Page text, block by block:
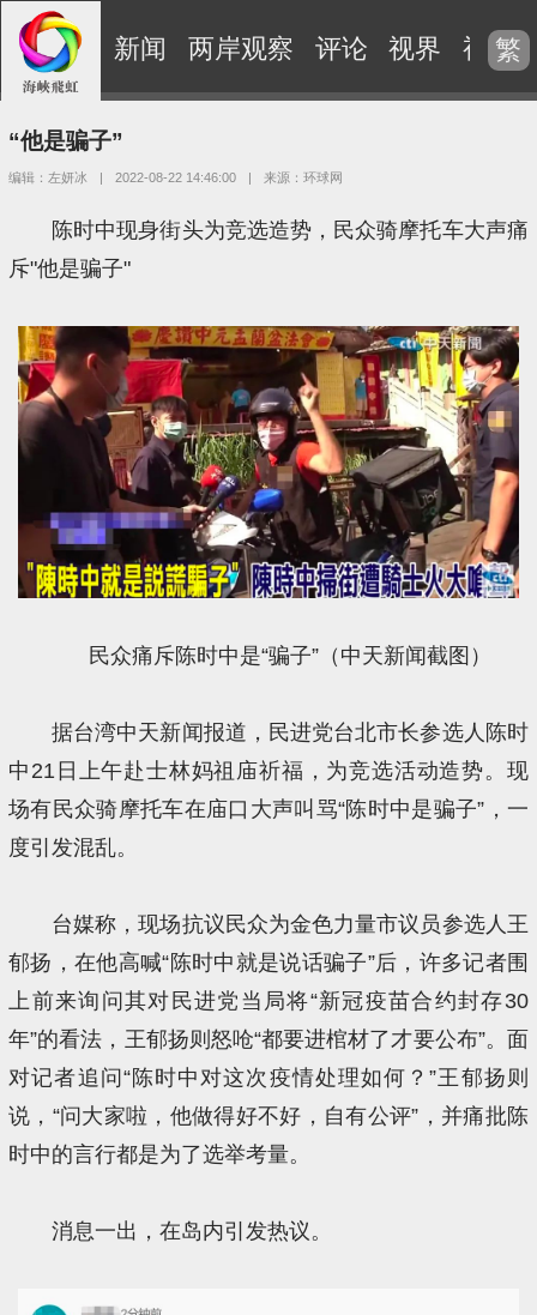
新闻 两岸观察 评论 视界 视频
繁
“他是骗子”
编辑：左妍冰 | 2022-08-22 14:46:00 | 来源：环球网
陈时中现身街头为竞选造势，民众骑摩托车大声痛
斥"他是骗子"
民众痛斥陈时中是“骗子”（中天新闻截图）
据台湾中天新闻报道，民进党台北市长参选人陈时
中21日上午赴士林妈祖庙祈福，为竞选活动造势。现
场有民众骑摩托车在庙口大声叫骂“陈时中是骗子”，一
度引发混乱。
台媒称，现场抗议民众为金色力量市议员参选人王
郁扬，在他高喊“陈时中就是说话骗子”后，许多记者围
上前来询问其对民进党当局将“新冠疫苗合约封存30
年”的看法，王郁扬则怒呛“都要进棺材了才要公布”。面
对记者追问“陈时中对这次疫情处理如何？”王郁扬则
说，“问大家啦，他做得好不好，自有公评”，并痛批陈
时中的言行都是为了选举考量。
消息一出，在岛内引发热议。